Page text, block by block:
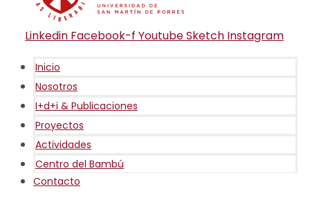
Linkedin Facebook-f YoutubeSketch Instagram
Inicio
Nosotros
I+d+i & Publicaciones
Proyectos
Actividades
Centro del Bambú
Contacto